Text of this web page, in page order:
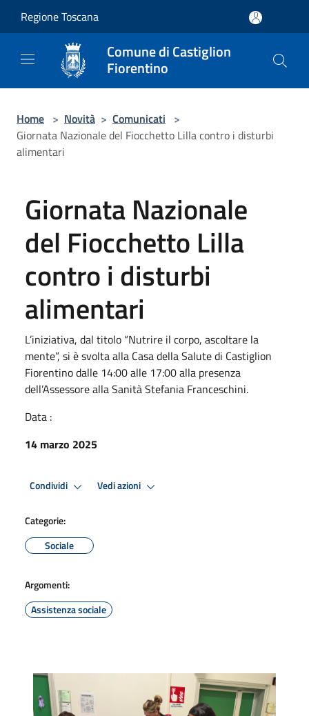
Regione Toscana
Comune di Castiglion
Fiorentino
Home > Novità > Comunicati >
Giornata Nazionale del Fiocchetto Lilla contro i disturbi
alimentari
Giornata Nazionale
del Fiocchetto Lilla
contro i disturbi
alimentari
L’iniziativa, dal titolo “Nutrire il corpo, ascoltare la
mente”, si è svolta alla Casa della Salute di Castiglion
Fiorentino dalle 14:00 alle 17:00 alla presenza
dell’Assessore alla Sanità Stefania Franceschini.
Data :
14 marzo 2025
Condividi Vedi azioni
Categorie:
Sociale
Argomenti:
Assistenza sociale